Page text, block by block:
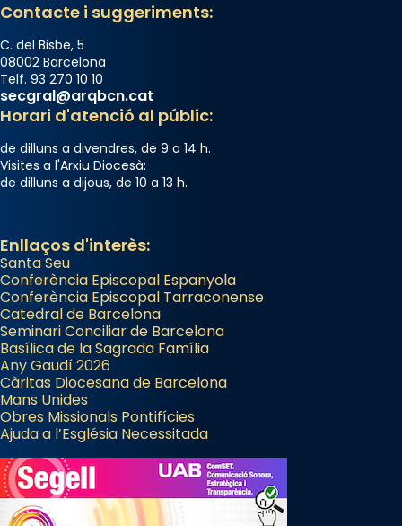
Contacte i suggeriments:
C. del Bisbe, 5
08002 Barcelona
Telf. 93 270 10 10
secgral@arqbcn.cat
Horari d'atenció al públic:
de dilluns a divendres, de 9 a 14 h.
Visites a l'Arxiu Diocesà:
de dilluns a dijous, de 10 a 13 h.
Enllaços d'interès:
Santa Seu
Conferència Episcopal Espanyola
Conferència Episcopal Tarraconense
Catedral de Barcelona
Seminari Conciliar de Barcelona
Basílica de la Sagrada Família
Any Gaudí 2026
Càritas Diocesana de Barcelona
Mans Unides
Obres Missionals Pontifícies
Ajuda a l’Església Necessitada